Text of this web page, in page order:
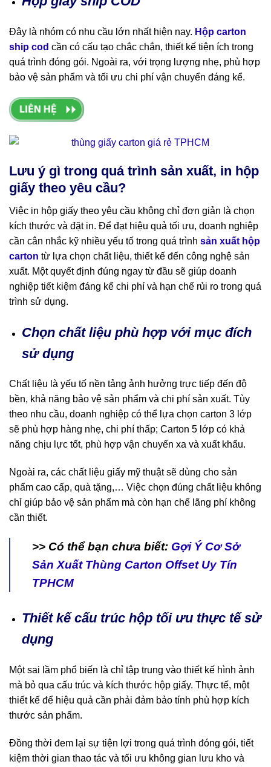
Đây là nhóm có nhu cầu lớn nhất hiện nay. Hộp carton
ship cod cần có cấu tạo chắc chắn, thiết kế tiện ích trong
quá trình đóng gói. Ngoài ra, với trọng lượng nhẹ, phù hợp
bảo vệ sản phẩm và tối ưu chi phí vận chuyển đáng kể.
Lưu ý gì trong quá trình sản xuất, in hộp
giấy theo yêu cầu?
Việc in hộp giấy theo yêu cầu không chỉ đơn giản là chọn
kích thước và đặt in. Để đạt hiệu quả tối ưu, doanh nghiệp
cần cân nhắc kỹ nhiều yếu tố trong quá trình sản xuất hộp
carton từ lựa chọn chất liệu, thiết kế đến công nghệ sản
xuất. Một quyết định đúng ngay từ đầu sẽ giúp doanh
nghiệp tiết kiệm đáng kể chi phí và hạn chế rủi ro trong quá
trình sử dụng.
Chọn chất liệu phù hợp với mục đích
sử dụng
Chất liệu là yếu tố nền tảng ảnh hưởng trực tiếp đến độ
bền, khả năng bảo vệ sản phẩm và chi phí sản xuất. Tùy
theo nhu cầu, doanh nghiệp có thể lựa chọn carton 3 lớp
sẽ phù hợp hàng nhẹ, chi phí thấp; Carton 5 lớp có khả
năng chịu lực tốt, phù hợp vận chuyển xa và xuất khẩu.
Ngoài ra, các chất liệu giấy mỹ thuật sẽ dùng cho sản
phẩm cao cấp, quà tặng,… Việc chọn đúng chất liệu không
chỉ giúp bảo vệ sản phẩm mà còn hạn chế lãng phí không
cần thiết.
>> Có thể bạn chưa biết: Gợi Ý Cơ Sở
Sản Xuất Thùng Carton Offset Uy Tín
TPHCM
Thiết kế cấu trúc hộp tối ưu thực tế sử
dụng
Một sai lầm phổ biến là chỉ tập trung vào thiết kế hình ảnh
mà bỏ qua cấu trúc và kích thước hộp giấy. Thực tế, một
thiết kế để hiệu quả cần phải đảm bảo tính phù hợp kích
thước sản phẩm.
Đồng thời đem lại sự tiện lợi trong quá trình đóng gói, tiết
kiệm thời gian thao tác và tối ưu không gian lưu kho và